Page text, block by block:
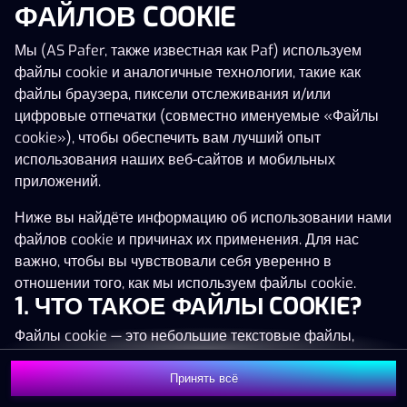
Нажми в любое место!
MEGA 1 372 872 €
MAJOR 20 940 €
MINOR 1 840 €Присоединиться
ФАЙЛОВ COOKIE
Мы (AS Pafer, также известная как Paf) используем
файлы cookie и аналогичные технологии, такие как
файлы браузера, пиксели отслеживания и/или
цифровые отпечатки (совместно именуемые «Файлы
cookie»), чтобы обеспечить вам лучший опыт
использования наших веб-сайтов и мобильных
приложений.
Ниже вы найдёте информацию об использовании нами
файлов cookie и причинах их применения. Для нас
важно, чтобы вы чувствовали себя уверенно в
отношении того, как мы используем файлы cookie.
1. ЧТО ТАКОЕ ФАЙЛЫ COOKIE?
Файлы cookie — это небольшие текстовые файлы,
которые сохраняются на вашем устройстве (например,
на компьютере, мобильном телефоне или планшете)
при посещении наших веб-сайтов. Размещение
Принять всё